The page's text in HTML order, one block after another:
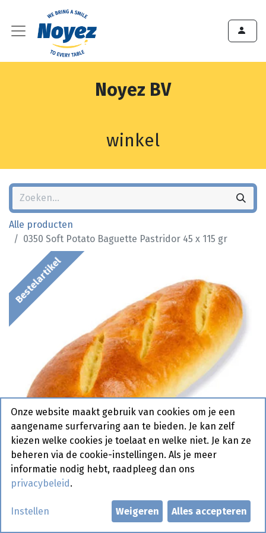
Noyez BV
winkel
Alle producten
0350 Soft Potato Baguette Pastridor 45 x 115 gr
Bestelartikel
0350 Soft Potato Baguette
Onze website maakt gebruik van cookies om je een
aangename surfervaring aan te bieden. Je kan zelf
kiezen welke cookies je toelaat en welke niet. Je kan ze
beheren via de cookie-instellingen. Als je meer
informatie nodig hebt, raadpleeg dan ons
privacybeleid .
Instellen Weigeren Alles accepteren